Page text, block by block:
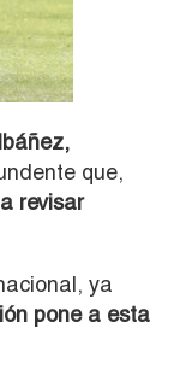
que,
revisar
ya
pone a esta